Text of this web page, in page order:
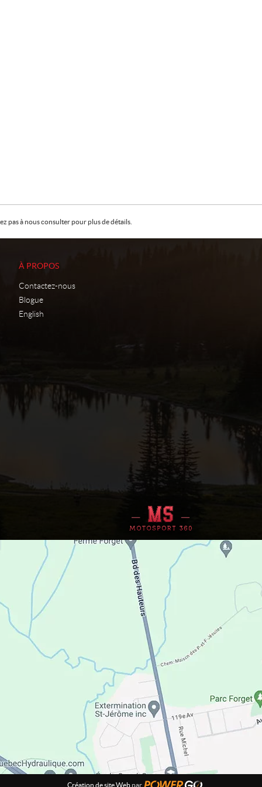
pas à nous consulter pour plus de détails.
À PROPOS
Contactez-nous
Blogue
English
Création de site Webpar